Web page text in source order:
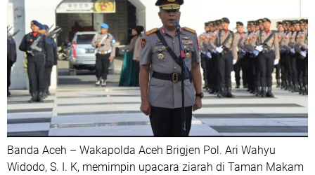
Banda Aceh – Wakapolda Aceh Brigjen Pol. Ari Wahyu
Widodo, S. I. K, memimpin upacara ziarah di Taman Makam